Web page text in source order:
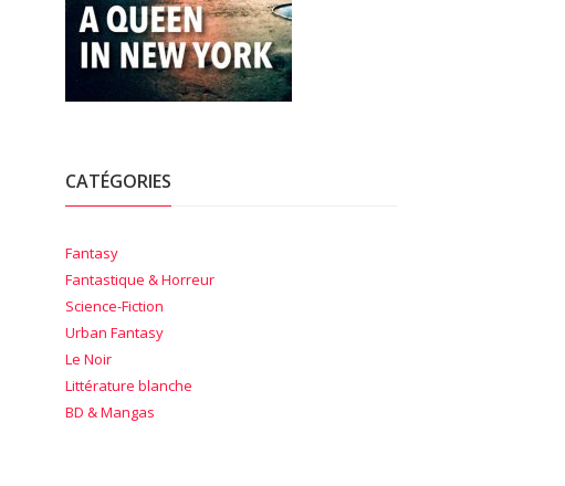
CATÉGORIES
Fantasy
Fantastique & Horreur
Science-Fiction
Urban Fantasy
Le Noir
Littérature blanche
BD & Mangas